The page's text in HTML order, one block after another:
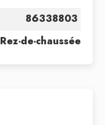
86338803
Rez-de-chaussée